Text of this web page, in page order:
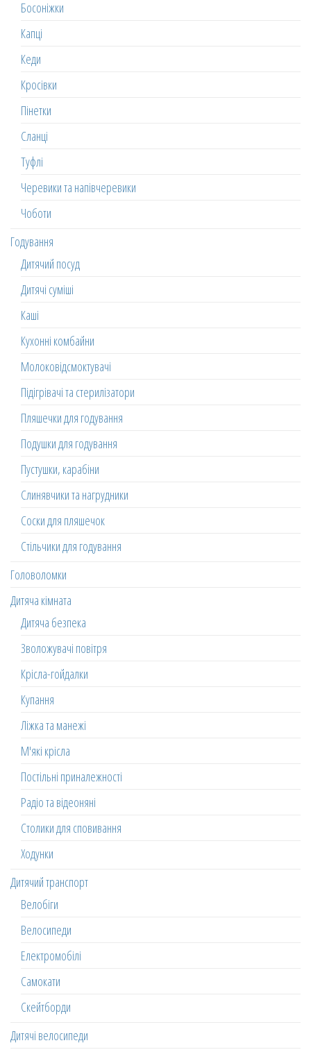
Босоніжки
Капці
Кеди
Кросівки
Пінетки
Сланці
Туфлі
Черевики та напівчеревики
Чоботи
Годування
Дитячий посуд
Дитячі суміші
Каші
Кухонні комбайни
Молоковідсмоктувачі
Підігрівачі та стерилізатори
Пляшечки для годування
Подушки для годування
Пустушки, карабіни
Слинявчики та нагрудники
Соски для пляшечок
Стільчики для годування
Головоломки
Дитяча кімната
Дитяча безпека
Зволожувачі повітря
Крісла-гойдалки
Купання
Ліжка та манежі
М'які крісла
Постільні приналежності
Радіо та відеоняні
Столики для сповивання
Ходунки
Дитячий транспорт
Велобіги
Велосипеди
Електромобілі
Самокати
Скейтборди
Дитячі велосипеди